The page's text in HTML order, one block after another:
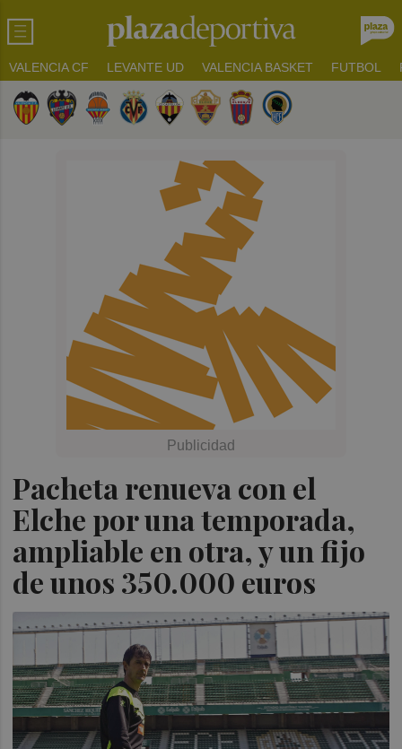
VALENCIA CF LEVANTE UD VALENCIA BASKET FUTBOL
Pacheta renueva con el
Elche por una temporada,
ampliable en otra, y un fijo
de unos 350.000 euros